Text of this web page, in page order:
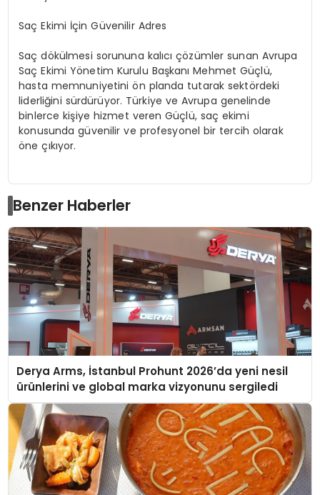
Saç Ekimi İçin Güvenilir Adres
Saç dökülmesi sorununa kalıcı çözümler sunan Avrupa
Saç Ekimi Yönetim Kurulu Başkanı Mehmet Güçlü,
hasta memnuniyetini ön planda tutarak sektördeki
liderliğini sürdürüyor. Türkiye ve Avrupa genelinde
binlerce kişiye hizmet veren Güçlü, saç ekimi
konusunda güvenilir ve profesyonel bir tercih olarak
öne çıkıyor.
Benzer Haberler
Derya Arms, İstanbul Prohunt 2026’da yeni nesil
ürünlerini ve global marka vizyonunu sergiledi